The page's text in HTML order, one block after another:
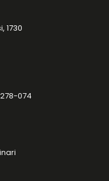
1730
074